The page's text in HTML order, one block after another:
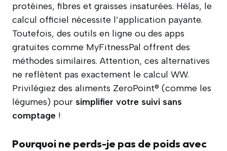
protéines, fibres et graisses insaturées. Hélas, le
calcul officiel nécessite l’application payante.
Toutefois, des outils en ligne ou des apps
gratuites comme MyFitnessPal offrent des
méthodes similaires. Attention, ces alternatives
ne reflètent pas exactement le calcul WW.
Privilégiez des aliments ZeroPoint® (comme les
légumes) pour simplifier votre suivi sans
comptage !
Pourquoi ne perds-je pas de poids avec